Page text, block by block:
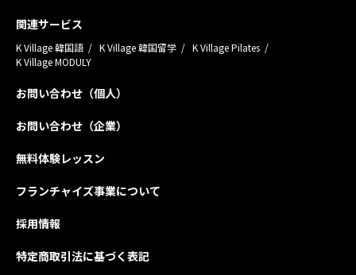
関連サービス
K Village 韓国語 K Village 韓国留学
K Village Pilates
K Village MODULY
お問い合わせ（個人）
お問い合わせ（企業）
無料体験レッスン
フランチャイズ事業について
採用情報
特定商取引法に基づく表記